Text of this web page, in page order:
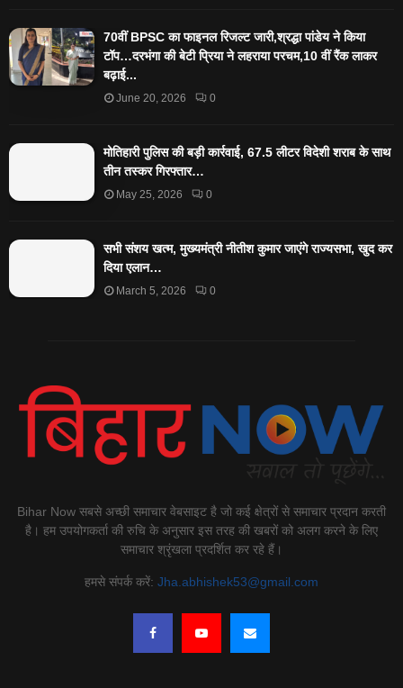
70वीं BPSC का फाइनल रिजल्ट जारी,श्रद्धा पांडेय ने किया
टॉप…दरभंगा की बेटी प्रिया ने लहराया परचम,10 वीं रैंक लाकर
बढ़ाई...
June 20, 2026 0
मोतिहारी पुलिस की बड़ी कार्रवाई, 67.5 लीटर विदेशी शराब के साथ
तीन तस्कर गिरफ्तार…
May 25, 2026 0
सभी संशय खत्म, मुख्यमंत्री नीतीश कुमार जाएंगे राज्यसभा, खुद कर
दिया एलान…
March 5, 2026 0
Bihar Now सबसे अच्छी समाचार वेबसाइट है जो कई क्षेत्रों से समाचार प्रदान करती
है। हम उपयोगकर्ता की रुचि के अनुसार इस तरह की खबरों को अलग करने के लिए
समाचार श्रृंखला प्रदर्शित कर रहे हैं।
हमसे संपर्क करें: Jha.abhishek53@gmail.com